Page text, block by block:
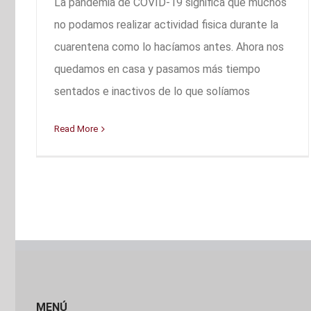
La pandemia de COVID-19 significa que muchos
no podamos realizar actividad fisica durante la
cuarentena como lo hacíamos antes. Ahora nos
quedamos en casa y pasamos más tiempo
sentados e inactivos de lo que solíamos
Read More
MENÚ